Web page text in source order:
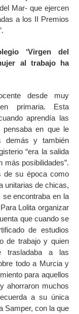
Mar- que ejercen
a los II Premios
‘Virgen del
al trabajo ha
desde muy
primaria. Esta
aprendía las
en que le
demás y también
“era la salida
más posibilidades”.
de su época como
unitarias de chicas,
encontraba en la
Lolita organizar
que cuando se
de estudios
de trabajo y quien
trasladaba a las
todo a Murcia y
para aquellos
ahorraron muchos
a su única
Samper, con la que